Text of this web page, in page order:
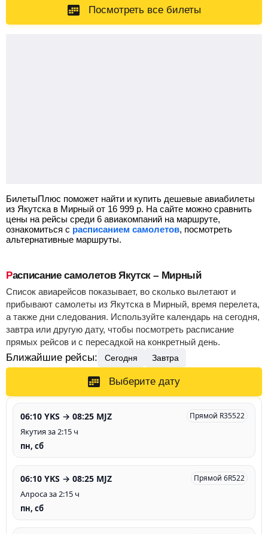
Посмотреть все билеты
БилетыПлюс поможет найти и купить дешевые авиабилеты
из Якутска в Мирный от 16 999 р. На сайте можно сравнить
цены на рейсы среди 6 авиакомпаний на маршруте,
ознакомиться с расписанием самолетов, посмотреть
альтернативные маршруты.
Расписание самолетов Якутск – Мирный
Список авиарейсов показывает, во сколько вылетают и
прибывают самолеты из Якутска в Мирный, время перелета,
а также дни следования. Используйте календарь на сегодня,
завтра или другую дату, чтобы посмотреть расписание
прямых рейсов и с пересадкой на конкретный день.
Ближайшие рейсы: Сегодня Завтра
Выберите дату
06:10 YKS → 08:25 MJZ Прямой R35522
Якутия за 2:15 ч
пн, сб
06:10 YKS → 08:25 MJZ Прямой 6R522
Алроса за 2:15 ч
пн, сб